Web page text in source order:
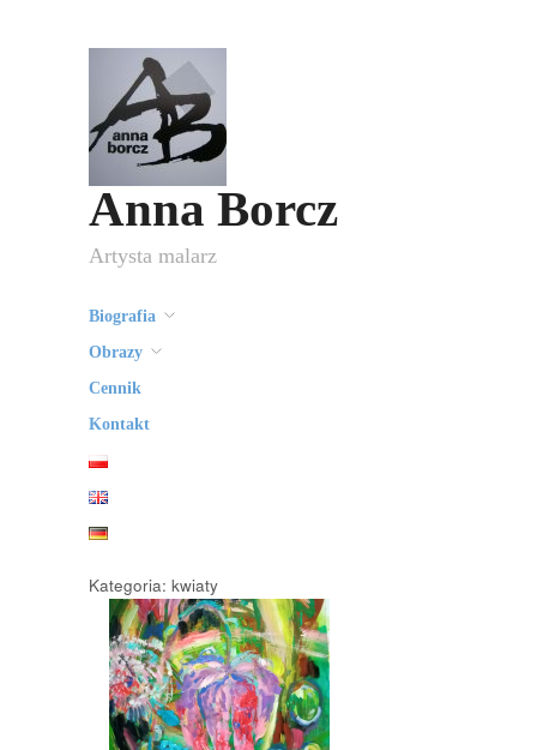
Anna Borcz
Artysta malarz
Biografia
Obrazy
Cennik
Kontakt
Kategoria: kwiaty